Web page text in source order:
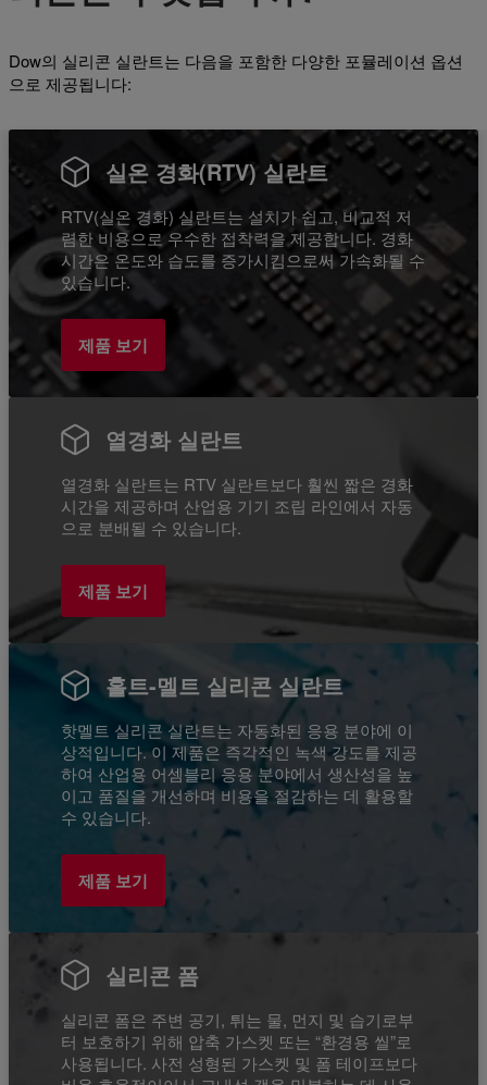
Dow의 실리콘 실란트는 다음을 포함한 다양한 포뮬레이션 옵션
으로 제공됩니다:
실온 경화(RTV) 실란트
RTV(실온 경화) 실란트는 설치가 쉽고, 비교적 저
렴한 비용으로 우수한 접착력을 제공합니다. 경화
시간은 온도와 습도를 증가시킴으로써 가속화될 수
있습니다.
제품 보기
열경화 실란트
열경화 실란트는 RTV 실란트보다 훨씬 짧은 경화
시간을 제공하며 산업용 기기 조립 라인에서 자동
으로 분배될 수 있습니다.
제품 보기
홀트-멜트 실리콘 실란트
핫멜트 실리콘 실란트는 자동화된 응용 분야에 이
상적입니다. 이 제품은 즉각적인 녹색 강도를 제공
하여 산업용 어셈블리 응용 분야에서 생산성을 높
이고 품질을 개선하며 비용을 절감하는 데 활용할
수 있습니다.
제품 보기
실리콘 폼
실리콘 폼은 주변 공기, 튀는 물, 먼지 및 습기로부
터 보호하기 위해 압축 가스켓 또는 “환경용 씰”로
사용됩니다. 사전 성형된 가스켓 및 폼 테이프보다